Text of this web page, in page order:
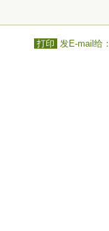
打印 发E-mail给：